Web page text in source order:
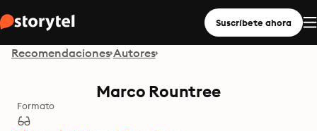
Suscríbete ahora
Recomendaciones Autores
Marco Rountree
Formato